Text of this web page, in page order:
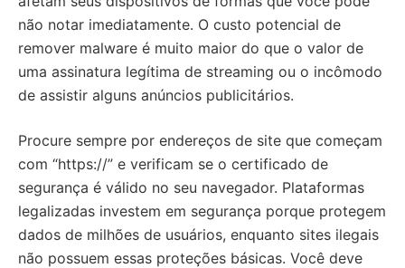
não notar imediatamente. O custo potencial de
remover malware é muito maior do que o valor de
uma assinatura legítima de streaming ou o incômodo
de assistir alguns anúncios publicitários.
Procure sempre por endereços de site que começam
com “https://” e verificam se o certificado de
segurança é válido no seu navegador. Plataformas
legalizadas investem em segurança porque protegem
dados de milhões de usuários, enquanto sites ilegais
não possuem essas proteções básicas. Você deve